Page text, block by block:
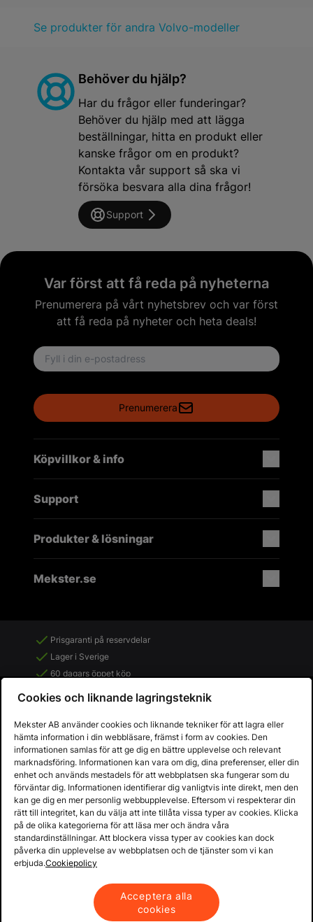
Se produkter för andra Volvo-modeller
Behöver du hjälp?
Har du frågor eller funderingar?
Behöver du hjälp med att lägga
beställningar, hitta en produkt eller
kanske frågor om en produkt?
Kontakta vår support så ska vi
försöka besvara alla dina frågor!
Support
Var först att få reda på nyheterna
Prenumerera på vårt nyhetsbrev och var först
att få reda på nyheter och heta deals!
Email address
Prenumerera
Köpvillkor & info
Support
Produkter & lösningar
Mekster.se
Prisgaranti på reservdelar
Lager i Sverige
60 dagars öppet köp
Fria returer
Copyright © 2013 - 2026 - Mekster AB
KöpvillkorIntegritetspolicy
Cookies och liknande lagringsteknik
Mekster AB använder cookies och liknande tekniker för att lagra eller
hämta information i din webbläsare, främst i form av cookies. Den
informationen samlas för att ge dig en bättre upplevelse och relevant
marknadsföring. Informationen kan vara om dig, dina preferenser, eller din
enhet och används mestadels för att webbplatsen ska fungerar som du
förväntar dig. Informationen identifierar dig vanligtvis inte direkt, men den
kan ge dig en mer personlig webbupplevelse. Eftersom vi respekterar din
rätt till integritet, kan du välja att inte tillåta vissa typer av cookies. Klicka
på de olika kategorierna för att läsa mer och ändra våra
standardinställningar. Att blockera vissa typer av cookies kan dock
påverka din upplevelse av webbplatsen och de tjänster som vi kan
erbjuda.Cookiepolicy
Acceptera alla
cookies